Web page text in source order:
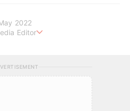
2022
Editor